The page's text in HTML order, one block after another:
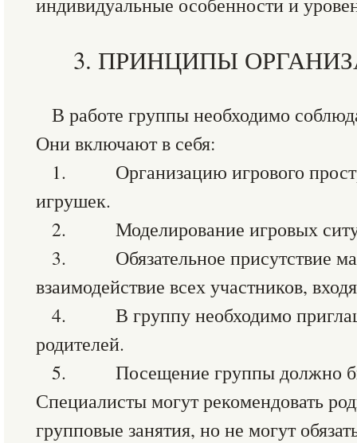
3. ПРИНЦИПЫ
В работе группы необходимо
Они включают в себя:
1. Организацию игрового
игрушек.
2. Моделирование игровых
3. Обязательное присутствие
взаимодействие всех участников,
4. В группу необходимо
родителей.
5. Посещение группы должно
Специалисты могут рекомендовать
групповые занятия, но не могут